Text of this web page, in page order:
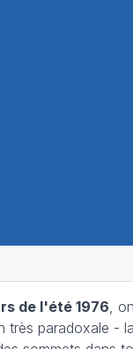
de l'été 1976,
très paradoxale -